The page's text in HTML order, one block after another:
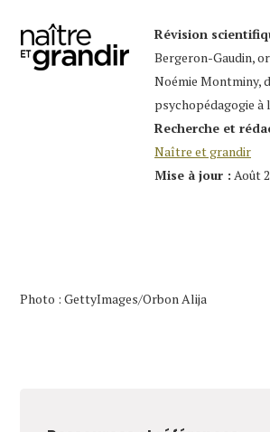
Révision
Bergeron-Gaudin,
Noémie Montminy,
psychopédagogie à
Recherche et
Naître et grandir
Mise à jour : Août
Photo : GettyImages/Orbon Alija